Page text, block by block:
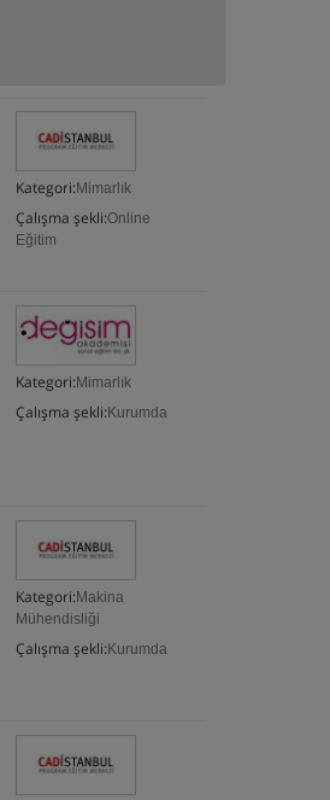
Kategori: Mimarlık
Çalışma şekli:Online
Eğitim
Kategori: Mimarlık
Çalışma şekli: Kurumda
Kategori: Makina
Mühendisliği
Çalışma şekli: Kurumda